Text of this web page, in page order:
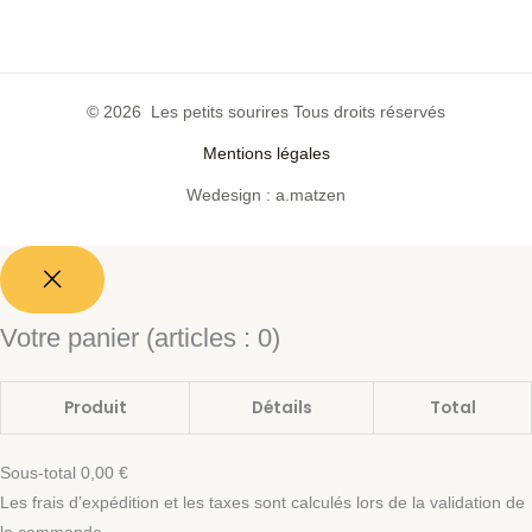
© 2026 Les petits sourires Tous droits réservés
Mentions légales
Wedesign : a.matzen
Votre panier (articles : 0)
Produit Détails Total
Sous-total 0,00 €
Les frais d’expédition et les taxes sont calculés lors de la validation de